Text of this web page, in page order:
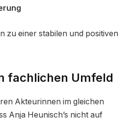
zu einer stabilen und positiven
fachlichen Umfeld
Akteurinnen im gleichen
Anja Heunisch’s nicht auf